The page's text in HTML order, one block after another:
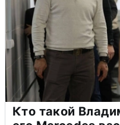
Кто такой